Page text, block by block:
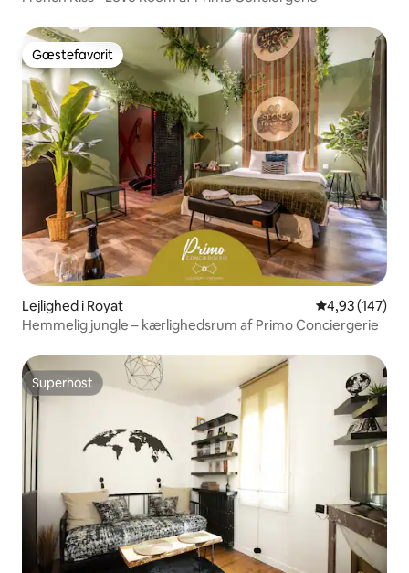
Gæstefavorit
Gæstefavorit
Lejlighed i Royat 4,93 ud af 5 i
4,93 (147)
Hemmelig jungle – kærlighedsrum af Primo Conciergerie
Superhost
Superhost